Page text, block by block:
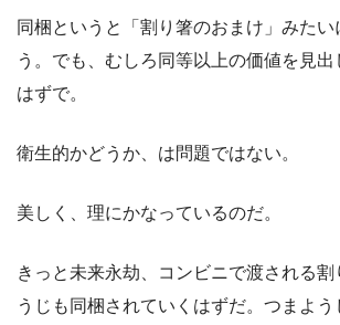
同梱というと「割り箸のおまけ」みたい
う。でも、むしろ同等以上の価値を見
はずで。
衛生的かどうか、は問題ではない。
美しく、理にかなっているのだ。
きっと未来永劫、コンビニで渡される割
うじも同梱されていくはずだ。つまよ